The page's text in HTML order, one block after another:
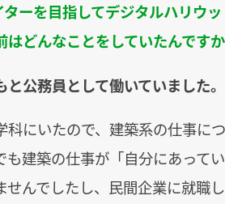
ーを目指してデジタルハリウ
どんなことをしていたんです
と公務員として働いていました。
科にいたので、建築系の仕事に
も建築の仕事が「自分にあって
せんでしたし、民間企業に就職